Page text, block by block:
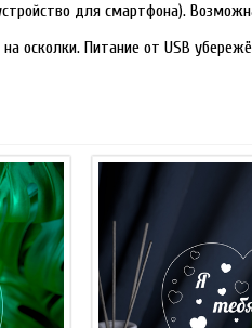
для смартфона).
осколки. Питание от USB